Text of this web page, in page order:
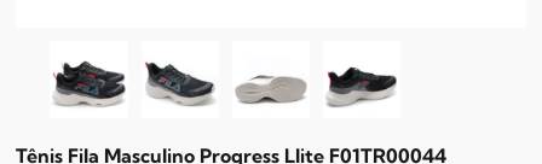
Tênis Fila Masculino Progress Llite F01TR00044